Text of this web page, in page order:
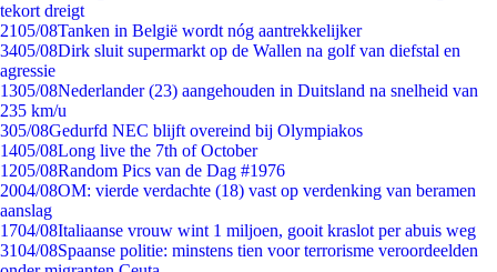
tekort dreigt
2105/08Tanken in België wordt nóg aantrekkelijker
3405/08Dirk sluit supermarkt op de Wallen na golf van diefstal en
agressie
1305/08Nederlander (23) aangehouden in Duitsland na snelheid van
235 km/u
305/08Gedurfd NEC blijft overeind bij Olympiakos
1405/08Long live the 7th of October
1205/08Random Pics van de Dag #1976
2004/08OM: vierde verdachte (18) vast op verdenking van beramen
aanslag
1704/08Italiaanse vrouw wint 1 miljoen, gooit kraslot per abuis weg
3104/08Spaanse politie: minstens tien voor terrorisme veroordeelden